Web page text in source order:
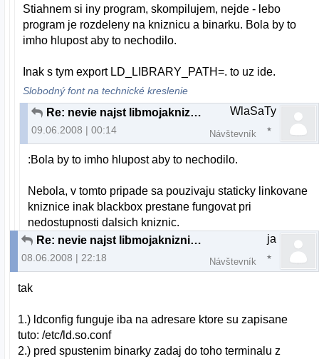
Stiahnem si iny program, skompilujem, nejde - lebo
program je rozdeleny na kniznicu a binarku. Bola by to
imho hlupost aby to nechodilo.
Inak s tym export LD_LIBRARY_PATH=. to uz ide.
Slobodný font na technické kreslenie
Re: nevie najst libmojakniznica.so v akt. adresari
09.06.2008 | 00:14
WlaSaTy
Návštevník
:Bola by to imho hlupost aby to nechodilo.
Nebola, v tomto pripade sa pouzivaju staticky linkovane
kniznice inak blackbox prestane fungovat pri
nedostupnosti dalsich kniznic.
Re: nevie najst libmojakniznica.so v akt. adresari
08.06.2008 | 22:18
ja
Návštevník
tak
1.) ldconfig funguje iba na adresare ktore su zapisane
tuto: /etc/ld.so.conf
2.) pred spustenim binarky zadaj do toho terminalu z